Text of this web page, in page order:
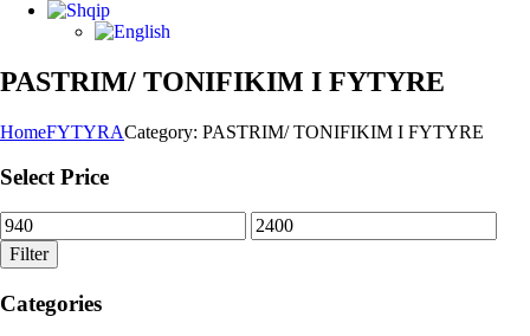
PASTRIM/ TONIFIKIM I FYTYRE
HomeFYTYRACategory: PASTRIM/ TONIFIKIM I FYTYRE
Select Price
Min
price
Max
price
Filter
Categories